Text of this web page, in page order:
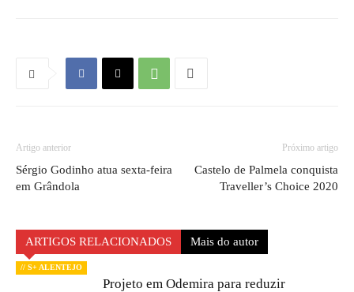
Artigo anterior
Sérgio Godinho atua sexta-feira
em Grândola
Próximo artigo
Castelo de Palmela conquista
Traveller’s Choice 2020
ARTIGOS RELACIONADOS Mais do autor
// S+ ALENTEJO
Projeto em Odemira para reduzir